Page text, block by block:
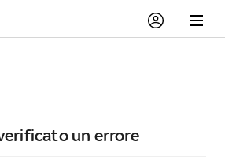
un errore